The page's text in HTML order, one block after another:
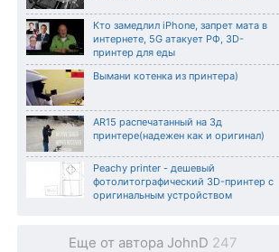
Кто замедлил iPhone, запрет мата в
интернете, 5G атакует РФ, 3D-
принтер для еды
Вымани котенка из принтера)
АR15 распечатанный на 3д
принтере(надежен как и оригинал)
Peachy printer - дешевый
фотолитографический 3D-принтер с
оригинальным устройством
Еще от автора JohnD 247